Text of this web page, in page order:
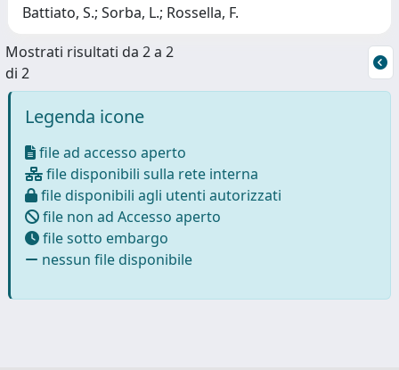
Battiato, S.; Sorba, L.; Rossella, F.
Mostrati risultati da 2 a 2
di 2
Legenda icone
file ad accesso aperto
file disponibili sulla rete interna
file disponibili agli utenti autorizzati
file non ad Accesso aperto
file sotto embargo
nessun file disponibile